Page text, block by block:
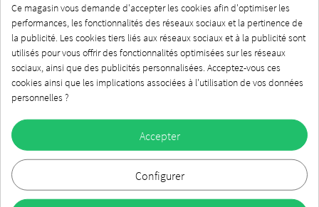
Ce magasin vous demande d'accepter les cookies afin d'optimiser les
performances, les fonctionnalités des réseaux sociaux et la pertinence de
la publicité. Les cookies tiers liés aux réseaux sociaux et à la publicité sont
utilisés pour vous offrir des fonctionnalités optimisées sur les réseaux
sociaux, ainsi que des publicités personnalisées. Acceptez-vous ces
cookies ainsi que les implications associées à l'utilisation de vos données
personnelles ?
Accepter
Configurer